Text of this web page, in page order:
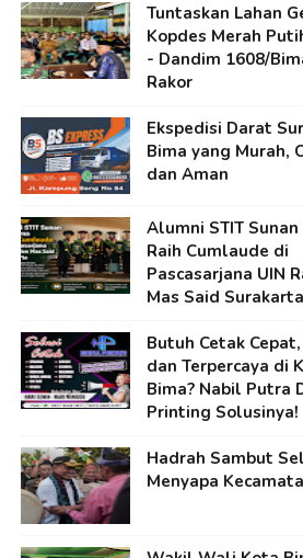
Tuntaskan Lahan
Kopdes Merah
- Dandim 1608/
Rakor
Ekspedisi Darat
Bima yang Murah,
dan Aman
Alumni STIT Sunan
Raih Cumlaude di
Pascasarjana UIN
Mas Said Surakarta
Butuh Cetak Cepat,
dan Terpercaya di
Bima? Nabil Putra
Printing Solusinya!
Hadrah Sambut
Menyapa